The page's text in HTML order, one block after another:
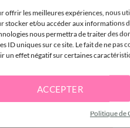
offrir les meilleures expériences, nous
stocker et/ou accéder aux informations
nous permettra de traiter des
ID uniques sur ce site. Le fait de ne
un effet négatif sur certaines
ACCEPTER
Politique de